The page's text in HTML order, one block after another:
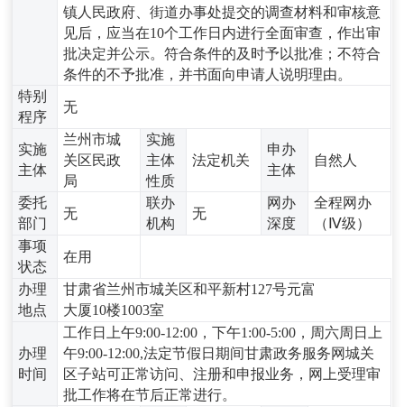
镇人民政府、街道办事处提交的调查材料和审核意
见后，应当在10个工作日内进行全面审查，作出审
批决定并公示。符合条件的及时予以批准；不符合
条件的不予批准，并书面向申请人说明理由。
特别
程序
无
实施
主体
兰州市城
关区民政
局
实施
主体
性质
法定机关
申办
主体
自然人
委托
部门
无
联办
机构
无
网办
深度
全程网办
（Ⅳ级）
事项
状态
在用
办理
地点
甘肃省兰州市城关区和平新村127号元富
大厦10楼1003室
办理
时间
工作日上午9:00-12:00，下午1:00-5:00，周六周日上
午9:00-12:00,法定节假日期间甘肃政务服务网城关
区子站可正常访问、注册和申报业务，网上受理审
批工作将在节后正常进行。